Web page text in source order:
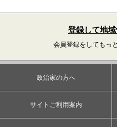
登録して地
会員登録をしてもっ
政治家の方へ
サイトご利用案内